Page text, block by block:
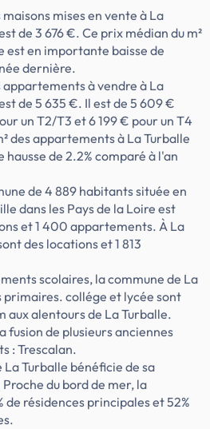
entre plages de sable
nature
logement offre de
extérieurs, une belle
atmosphère paisible, à
et des
l'esprit vacances toute
et centre-bourg pour un
atouts du
habitables
extérieur pour tous
prestations de qualité
exceptionnel à 300m
immobilier
mises en vente à La
de 3 676 €. Ce prix médian du m²
est en importante baisse de
dernière.
appartements à vendre à La
de 5 635 €. Il est de 5 609 €
un T2/T3 et 6 199 € pour un T4
des appartements à La Turballe
de 2.2% comparé à l'an
de 4 889 habitants située en
dans les Pays de la Loire est
et 1 400 appartements. À La
des locations et 1 813
scolaires, la commune de La
primaires. collége et lycée sont
aux alentours de La Turballe.
fusion de plusieurs anciennes
: Trescalan.
Turballe bénéficie de sa
du bord de mer, la
résidences principales et 52%